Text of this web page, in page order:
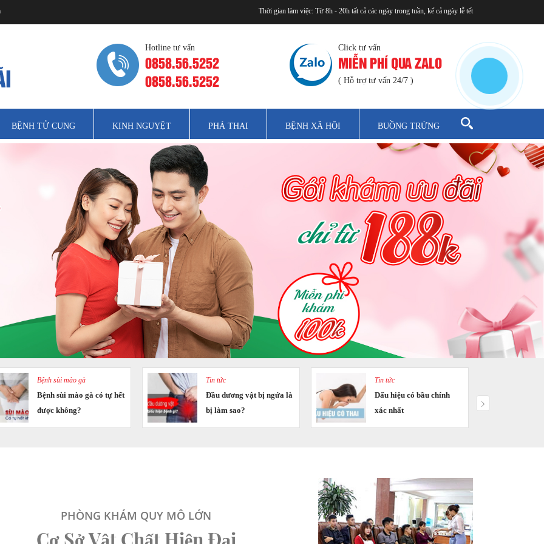
Thời gian làm việc: Từ 8h - 20h tất cả các ngày trong tuần, kể cả ngày lễ tết
Hotline tư vấn
0858.56.5252
0858.56.5252
Click tư vấn
MIỄN PHÍ QUA ZALO
( Hỗ trợ tư vấn 24/7 )
BỆNH TỬ CUNG KINH NGUYỆT PHÁ THAI BỆNH XÃ HỘI BUỒNG TRỨNG
Bệnh sùi mào gà
Bệnh sùi mào gà có tự hết
được không?
Tin tức
Đầu dương vật bị ngứa là
bị làm sao?
Tin tức
Dấu hiệu có bầu chính
xác nhất
PHÒNG KHÁM QUY MÔ LỚN
Cơ Sở Vật Chất Hiện Đại